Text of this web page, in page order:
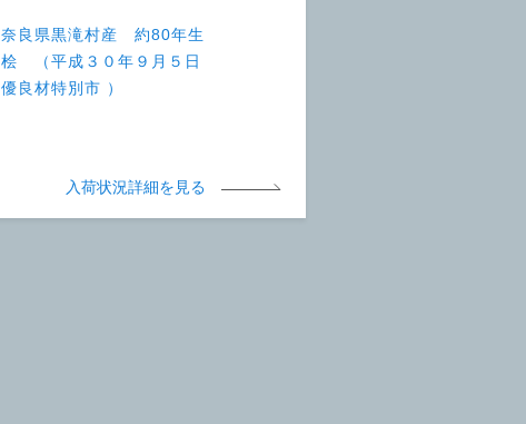
奈良県黒滝村産 約80年生
桧 （平成３０年９月５日
優良材特別市 ）
入荷状況詳細を見る